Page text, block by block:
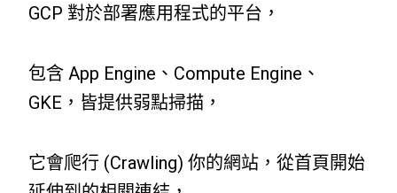
GCP 對於部署應用程式的平台，
包含 App Engine、Compute Engine、
GKE，皆提供弱點掃描，
它會爬行 (Crawling) 你的網站，從首頁開始